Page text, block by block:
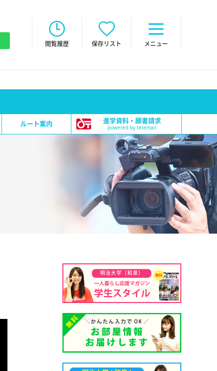
閲覧履歴 保存リスト メニュー
ルート案内 進学資料・願書請求
powered by telemail
明治大学（和泉）